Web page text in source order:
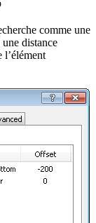
comme une
une distance